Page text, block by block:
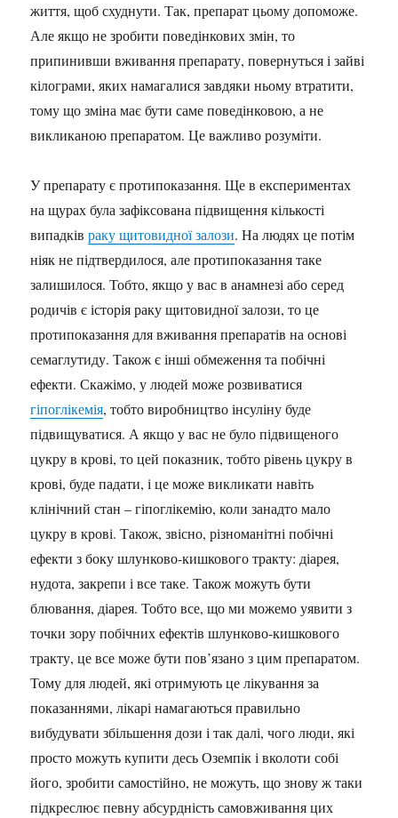
життя, щоб схуднути. Так, препарат цьому допоможе.
Але якщо не зробити поведінкових змін, то
припинивши вживання препарату, повернуться і зайві
кілограми, яких намагалися завдяки ньому втратити,
тому що зміна має бути саме поведінковою, а не
викликаною препаратом. Це важливо розуміти.
У препарату є протипоказання. Ще в експериментах
на щурах була зафіксована підвищення кількості
випадківраку щитовидної залози. На людях це потім
ніяк не підтвердилося, але протипоказання таке
залишилося. Тобто, якщо у вас в анамнезі або серед
родичів є історія раку щитовидної залози, то це
протипоказання для вживання препаратів на основі
семаглутиду. Також є інші обмеження та побічні
ефекти. Скажімо, у людей може розвиватися
гіпоглікемія, тобто виробництво інсуліну буде
підвищуватися. А якщо у вас не було підвищеного
цукру в крові, то цей показник, тобто рівень цукру в
крові, буде падати, і це може викликати навіть
клінічний стан – гіпоглікемію, коли занадто мало
цукру в крові. Також, звісно, різноманітні побічні
ефекти з боку шлунково-кишкового тракту: діарея,
нудота, закрепи і все таке. Також можуть бути
блювання, діарея. Тобто все, що ми можемо уявити з
точки зору побічних ефектів шлунково-кишкового
тракту, це все може бути пов’язано з цим препаратом.
Тому для людей, які отримують це лікування за
показаннями, лікарі намагаються правильно
вибудувати збільшення дози і так далі, чого люди, які
просто можуть купити десь Оземпік і вколоти собі
його, зробити самостійно, не можуть, що знову ж таки
підкреслює певну абсурдність самовживання цих